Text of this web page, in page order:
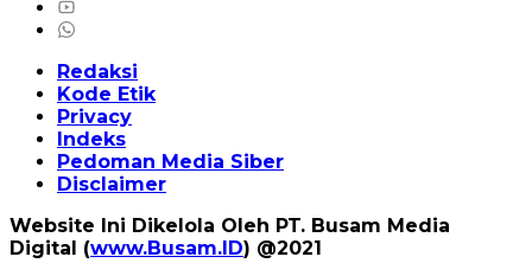
Redaksi
Kode Etik
Privacy
Indeks
Pedoman Media Siber
Disclaimer
Website Ini Dikelola Oleh PT. Busam Media
Digital (www.Busam.ID) @2021